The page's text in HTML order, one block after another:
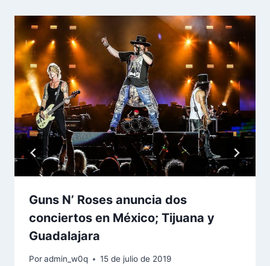
Guns N’ Roses anuncia dos
conciertos en México; Tijuana y
Guadalajara
Poradmin_w0q 15 de julio de 2019